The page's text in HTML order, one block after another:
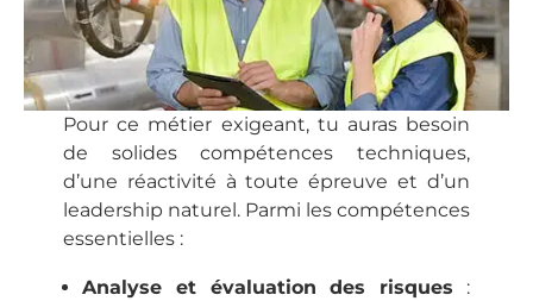
Pour ce métier exigeant, tu auras besoin
de solides compétences techniques,
d’une réactivité à toute épreuve et d’un
leadership naturel. Parmi les compétences
essentielles :
Analyse et évaluation des risques :